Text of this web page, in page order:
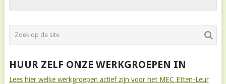
HUUR ZELF ONZE WERKGROEPEN IN
Lees hier welke werkgroepen actief zijn voor het MEC Etten-Leur